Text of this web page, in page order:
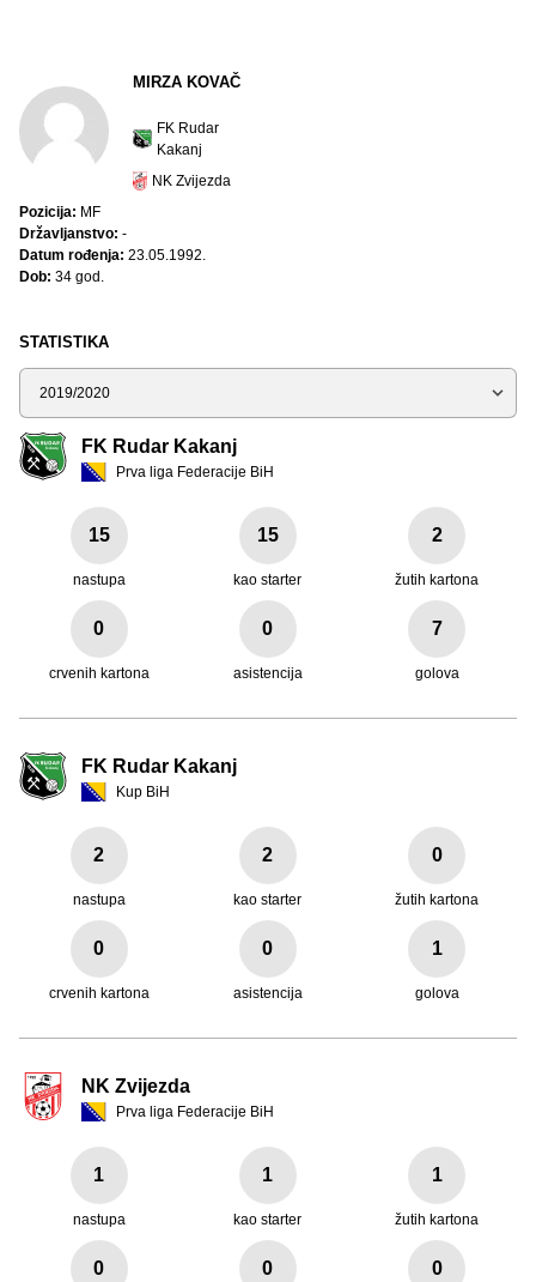
STATISTIKA
Sezona
FK Rudar Kakanj
Prva liga Federacije BiH
15
nastupa
15
kao starter
2
žutih kartona
0
crvenih kartona
0
asistencija
7
golova
FK Rudar Kakanj
Kup BiH
2
nastupa
2
kao starter
0
žutih kartona
0
crvenih kartona
0
asistencija
1
golova
NK Zvijezda
Prva liga Federacije BiH
1
nastupa
1
kao starter
1
žutih kartona
0 0 0
MIRZA KOVAČ
FK Rudar
Kakanj
NK Zvijezda
Pozicija: MF
Državljanstvo: -
Datum rođenja: 23.05.1992.
Dob: 34 god.